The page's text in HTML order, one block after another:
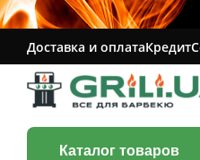
Доставка и оплатаКредит
Каталог товаров